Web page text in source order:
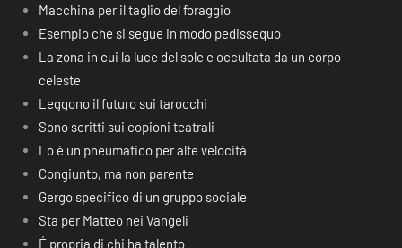
Macchina per il taglio del foraggio
Esempio che si segue in modo pedissequo
La zona in cui la luce del sole e occultata da un corpo
celeste
Leggono il futuro sui tarocchi
Sono scritti sui copioni teatrali
Lo è un pneumatico per alte velocità
Congiunto, ma non parente
Gergo specifico di un gruppo sociale
Sta per Matteo nei Vangeli
É propria di chi ha talento